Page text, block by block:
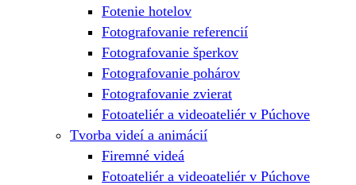
Fotenie hotelov
Fotografovanie referencií
Fotografovanie šperkov
Fotografovanie pohárov
Fotografovanie zvierat
Fotoateliér a videoateliér v Púchove
Tvorba videí a animácií
Firemné videá
Fotoateliér a videoateliér v Púchove